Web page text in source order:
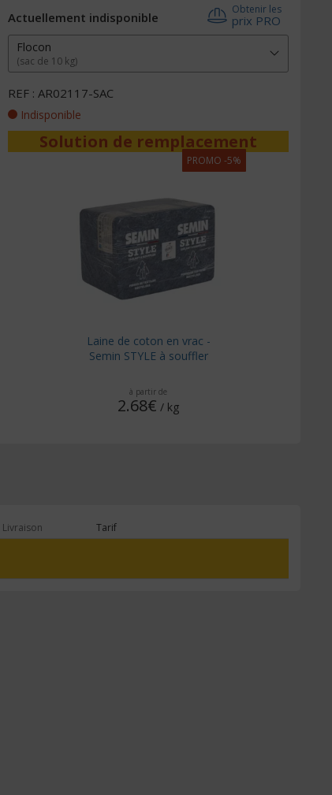
Actuellement indisponible
Obtenir les
prix PRO
Flocon
(sac de 10 kg)
REF : AR02117-SAC
Indisponible
Solution de remplacement
PROMO -5%
Laine de coton en vrac -
Semin STYLE à souffler
à partir de
2.68€ / kg
Livraison Tarif